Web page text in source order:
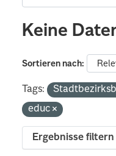
Keine
Sortieren nach
Tags:
educ
Ergebnisse filtern